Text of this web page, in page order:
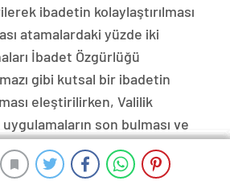
ibadetin kolaylaştırılması
atamalardaki yüzde iki
İbadet Özgürlüğü
gibi kutsal bir ibadetin
eleştirilirken, Valilik
son bulması ve
sayılması gerektiği vurgulandı.
olarak değerlendirilirken,